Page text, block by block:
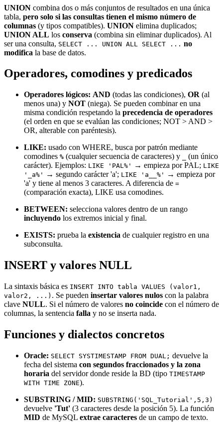
UNION combina dos o más conjuntos de resultados en una única
tabla, pero solo si las consultas tienen el mismo número de
columnas (y tipos compatibles). UNION elimina duplicados;
UNION ALL los conserva (combina sin eliminar duplicados). Al
ser una consulta, SELECT ... UNION ALL SELECT ... no
modifica la base de datos.
Operadores, comodines y predicados
Operadores lógicos: AND (todas las condiciones), OR (al
menos una) y NOT (niega). Se pueden combinar en una
misma condición respetando la precedencia de operadores
(el orden en que se evalúan las condiciones; NOT > AND >
OR, alterable con paréntesis).
LIKE: usado con WHERE, busca por patrón mediante
comodines % (cualquier secuencia de caracteres) y
(un único
carácter). Ejemplos: LIKE 'PAL%' → empieza por PAL; LIKE
'_a%'
→ segundo carácter 'a'; LIKE 'a__%'
→ empieza por
'a' y tiene al menos 3 caracteres. A diferencia de =
(comparación exacta), LIKE usa comodines.
BETWEEN: selecciona valores dentro de un rango
incluyendo los extremos inicial y final.
EXISTS: prueba la existencia de cualquier registro en una
subconsulta.
INSERT y valores NULL
La sintaxis básica es INSERT INTO tabla VALUES (valor1,
valor2, ...) . Se pueden insertar valores nulos con la palabra
clave NULL. Si el número de valores no coincide con el número de
columnas, la sentencia falla y no se inserta nada.
Funciones y dialectos concretos
Oracle: SELECT SYSTIMESTAMP FROM DUAL; devuelve la
fecha del sistema con segundos fraccionados y la zona
horaria del servidor donde reside la BD (tipo TIMESTAMP
WITH TIME ZONE).
SUBSTRING / MID: SUBSTRING('SQL_Tutorial',5,3)
devuelve 'Tut' (3 caracteres desde la posición 5). La función
MID de MySQL extrae caracteres de un campo de texto.